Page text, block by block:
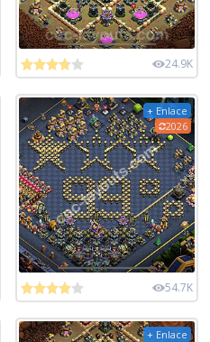
24.9K
+ Enlace
2026
54.7K
+ Enlace